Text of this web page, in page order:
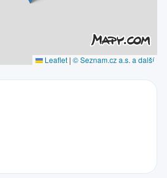
Leaflet | © Seznam.cz a.s. a další